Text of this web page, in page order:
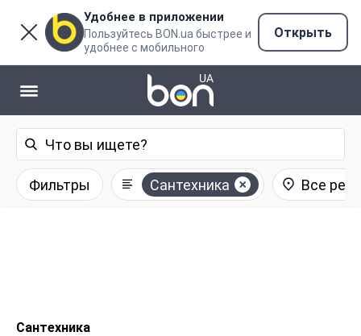
Удобнее в приложении
Пользуйтесь BON.ua быстрее и
удобнее с мобильного
Открыть
Фильтры Сантехника Все
Сантехника